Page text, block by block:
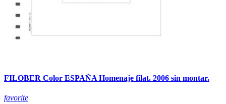
FILOBER Color ESPAÑA Homenaje filat. 2006 sin montar.
favorite